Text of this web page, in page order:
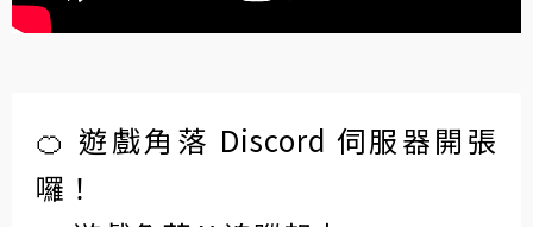
🍊 遊戲角落 Discord 伺服器開張
囉！